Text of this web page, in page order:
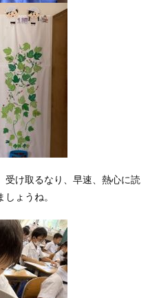
け取るなり、早速、熱心に読
ょうね。